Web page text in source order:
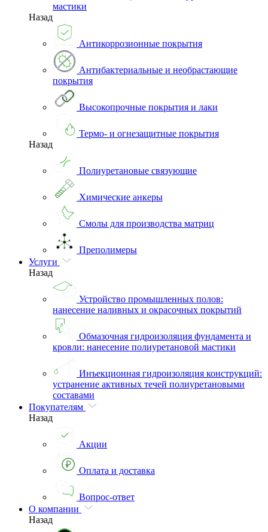
мастики
Назад
Антикоррозионные покрытия
Антибактериальные и необрастающие
покрытия
Высокопрочные покрытия и лаки
Термо- и огнезащитные покрытия
Назад
Полиуретановые связующие
Химические анкеры
Смолы для производства матриц
Преполимеры
Услуги
Назад
Устройство промышленных полов:
нанесение наливных и окрасочных покрытий
Обмазочная гидроизоляция фундамента и
кровли: нанесение полиуретановой мастики
Инъекционная гидроизоляция конструкций:
устранение активных течей полиуретановыми
составами
Покупателям
Назад
Акции
Оплата и доставка
Вопрос-ответ
О компании
Назад